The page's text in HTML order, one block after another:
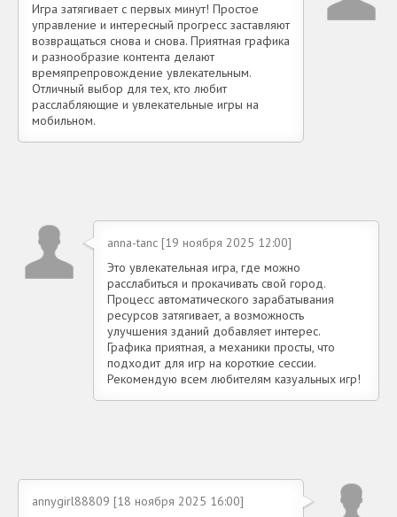
Игра затягивает с первых минут! Простое
управление и интересный прогресс заставляют
возвращаться снова и снова. Приятная графика
и разнообразие контента делают
времяпрепровождение увлекательным.
Отличный выбор для тех, кто любит
расслабляющие и увлекательные игры на
мобильном.
anna-tanc [19 ноября 2025 12:00]
Это увлекательная игра, где можно
расслабиться и прокачивать свой город.
Процесс автоматического зарабатывания
ресурсов затягивает, а возможность
улучшения зданий добавляет интерес.
Графика приятная, а механики просты, что
подходит для игр на короткие сессии.
Рекомендую всем любителям казуальных игр!
annygirl88809 [18 ноября 2025 16:00]